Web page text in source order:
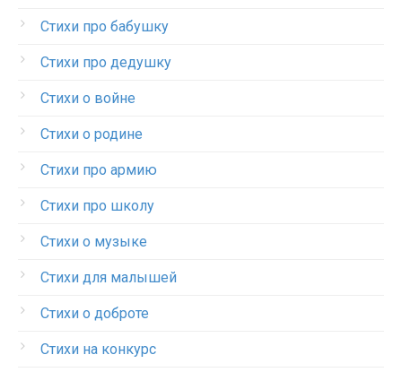
Стихи про бабушку
Стихи про дедушку
Стихи о войне
Стихи о родине
Стихи про армию
Стихи про школу
Стихи о музыке
Стихи для малышей
Стихи о доброте
Стихи на конкурс